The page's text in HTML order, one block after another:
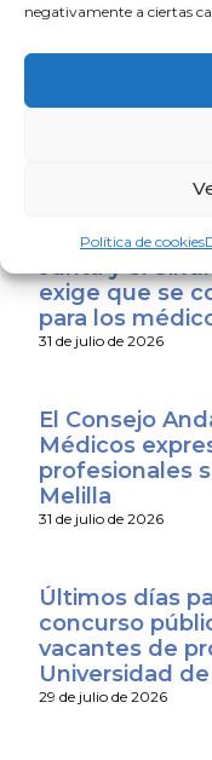
negativamente a ciertas
Política de cookies
Fundación
para promover
saludable y
El CACM
Junta y el
exige que se
para los
31 de julio de 2026
El Consejo
Médicos
profesionales
Melilla
31 de julio de 2026
Últimos días
concurso
vacantes de
Universidad
29 de julio de 2026